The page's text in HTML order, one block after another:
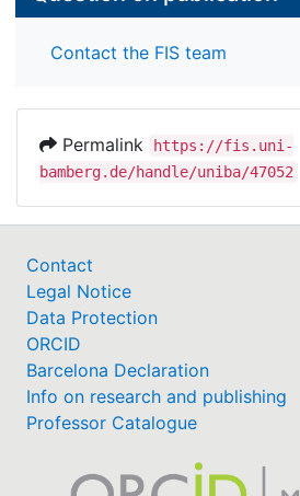
Contact the FIS team
Permalink
https://fis.uni-
bamberg.de/handle/uniba/47052
Contact
Legal Notice
Data Protection
ORCID
Barcelona Declaration
Info on research and publishing
Professor Catalogue